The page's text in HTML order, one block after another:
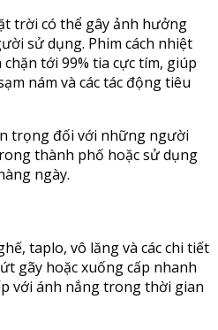
trời có thể gây ảnh hưởng
sử dụng. Phim cách nhiệt
tới 99% tia cực tím, giúp
nám và các tác động tiêu
trọng đối với những người
thành phố hoặc sử dụng
ngày.
taplo, vô lăng và các chi tiết
gãy hoặc xuống cấp nhanh
với ánh nắng trong thời gian